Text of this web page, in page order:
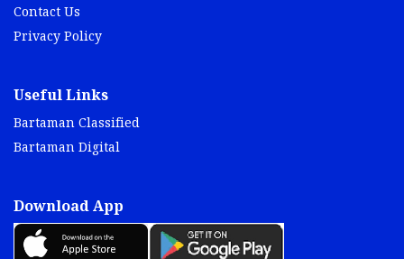
Contact Us
Privacy Policy
Useful Links
Bartaman Classified
Bartaman Digital
Download App